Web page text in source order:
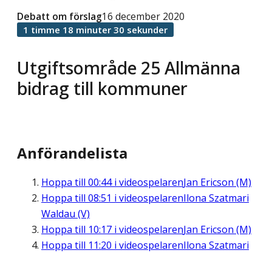
Utgiftsområde 25 Allmänna
bidrag till kommuner
Debatt om förslag16 december 2020
1 timme 18 minuter 30 sekunder
Anförandelista
Hoppa till 00:44i videospelarenJan Ericson (M)
Hoppa till 08:51 i videospelarenIlona Szatmari
Waldau (V)
Hoppa till 10:17 i videospelarenJan Ericson (M)
Hoppa till 11:20 i videospelarenIlona Szatmari